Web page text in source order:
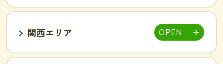
大宮店 新所沢西口店
関西エリア